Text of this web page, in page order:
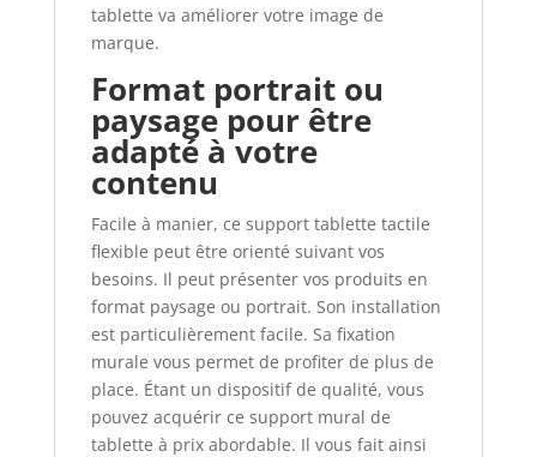
tablette va améliorer votre image de
marque.
Format portrait ou
paysage pour être
adapté à votre
contenu
Facile à manier, ce support tablette tactile
flexible peut être orienté suivant vos
besoins. Il peut présenter vos produits en
format paysage ou portrait. Son installation
est particulièrement facile. Sa fixation
murale vous permet de profiter de plus de
place. Étant un dispositif de qualité, vous
pouvez acquérir ce support mural de
tablette à prix abordable. Il vous fait ainsi